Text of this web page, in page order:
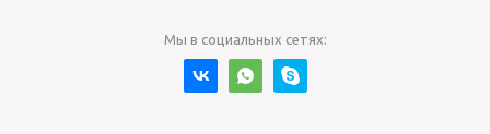
Мы в социальных сетях: